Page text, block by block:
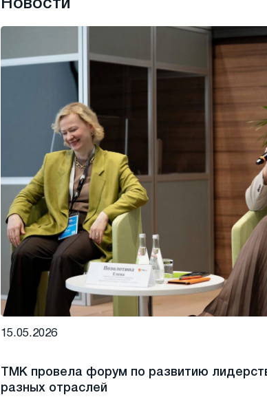
Новости
15.05.2026
ТМК провела форум по развитию
разных отраслей